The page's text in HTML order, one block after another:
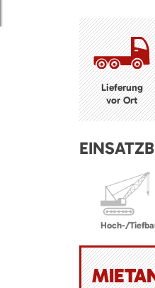
Lieferung
vor Ort
Hoch-/